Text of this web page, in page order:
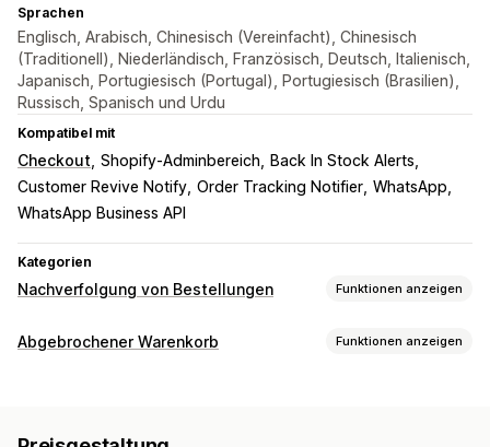
Sprachen
Englisch, Arabisch, Chinesisch (Vereinfacht), Chinesisch
(Traditionell), Niederländisch, Französisch, Deutsch, Italienisch,
Japanisch, Portugiesisch (Portugal), Portugiesisch (Brasilien),
Russisch, Spanisch und Urdu
Kompatibel mit
Checkout Shopify-Adminbereich
Back In Stock Alerts
Customer Revive Notify Order Tracking Notifier WhatsApp
WhatsApp Business API
Kategorien
Nachverfolgung von Bestellungen Funktionen anzeigen
Benachrichtigungen
Abgebrochener Warenkorb Funktionen anzeigen